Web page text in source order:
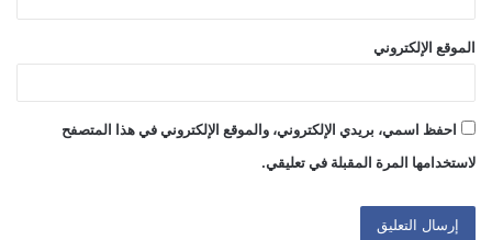
الموقع الإلكتروني
احفظ اسمي، بريدي الإلكتروني، والموقع الإلكتروني في هذا المتصفح
لاستخدامها المرة المقبلة في تعليقي.